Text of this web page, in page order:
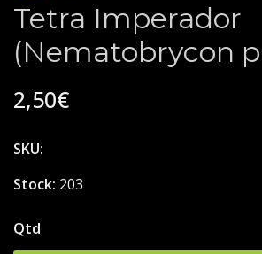
Tetra Imperador
(Nematobrycon
2,50€
SKU:
Stock: 203
Qtd